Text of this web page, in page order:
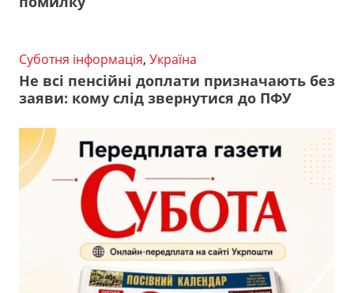
Суботня інформація, Україна
Не всі пенсійні доплати призначають без
заяви: кому слід звернутися до ПФУ